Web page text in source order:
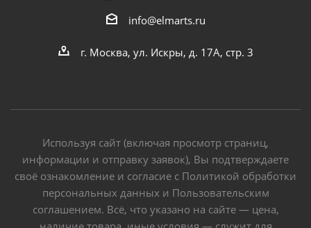
info@elmarts.ru
г. Москва, ул. Искры, д. 17А, стр. 3
Используя сайт (включая просмотр страниц,
информации и отправку заявок), Вы подтверждаете
своё ознакомление и согласие с Политикой обработки
персональных данных и Пользовательским
соглашением. Всё, что указано на сайте — цена,